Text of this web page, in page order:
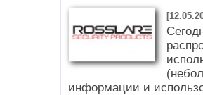
информации и